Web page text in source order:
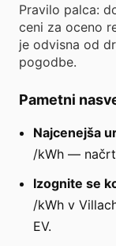
Pravilo palca:
ceni za oceno
je odvisna od
pogodbe.
Pametni
Najcenejša
/kWh —
Izognite se
/kWh v
EV.